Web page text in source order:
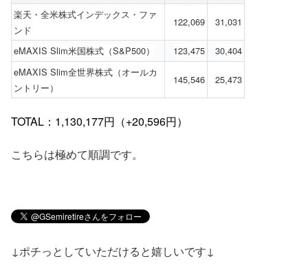
楽天・全米株式インデックス・ファ
ンド
122,069 31,031
eMAXIS Slim米国株式（S&P500） 123,475
30,404
eMAXIS Slim全世界株式（オールカ
ントリー）
145,546 25,473
TOTAL：1,130,177円（+20,596円）
こちらは極めて順調です。
↓ポチっとしていただけると嬉しいです↓